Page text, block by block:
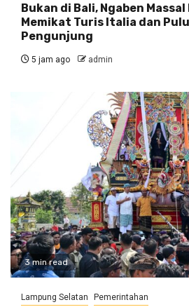
Bukan di Bali, Ngaben
Memikat Turis Italia dan
Pengunjung
5 jam ago admin
3 min read
Lampung Selatan Pemerintahan